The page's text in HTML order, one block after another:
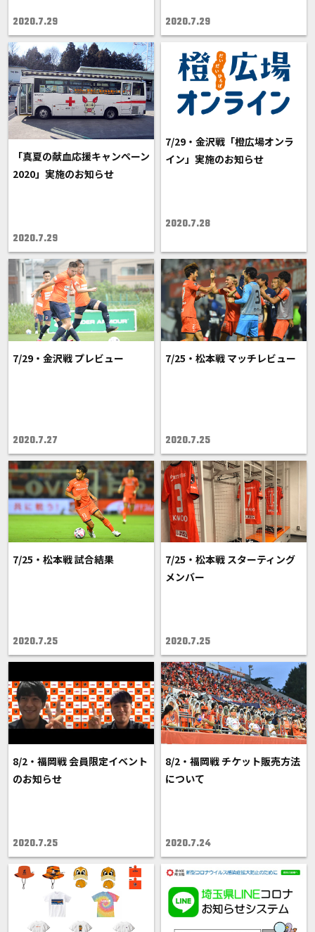
2020.7.29 2020.7.29
「真夏の献血応援キャンペーン
2020」実施のお知らせ
2020.7.29
7/29・金沢戦「橙広場オンラ
イン」実施のお知らせ
2020.7.28
7/29・金沢戦 プレビュー
2020.7.27
7/25・松本戦 マッチレビュー
2020.7.25
7/25・松本戦 試合結果
2020.7.25
7/25・松本戦 スターティング
メンバー
2020.7.25
8/2・福岡戦 会員限定イベント
のお知らせ
2020.7.25
8/2・福岡戦 チケット販売方法
について
2020.7.24